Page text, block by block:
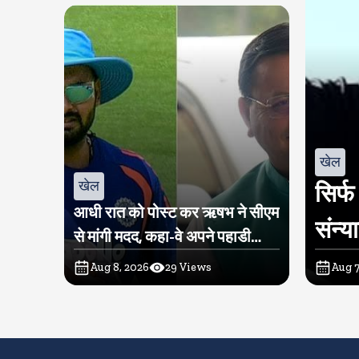
खेल
आधी रात को पोस्ट कर ऋषभ ने सीएम
से मांगी मदद, कहा-वे अपने पहाडी
लोगों के बीच लौटना चाहते हैं
Aug 8, 2026 29 Views
खेल
Aug